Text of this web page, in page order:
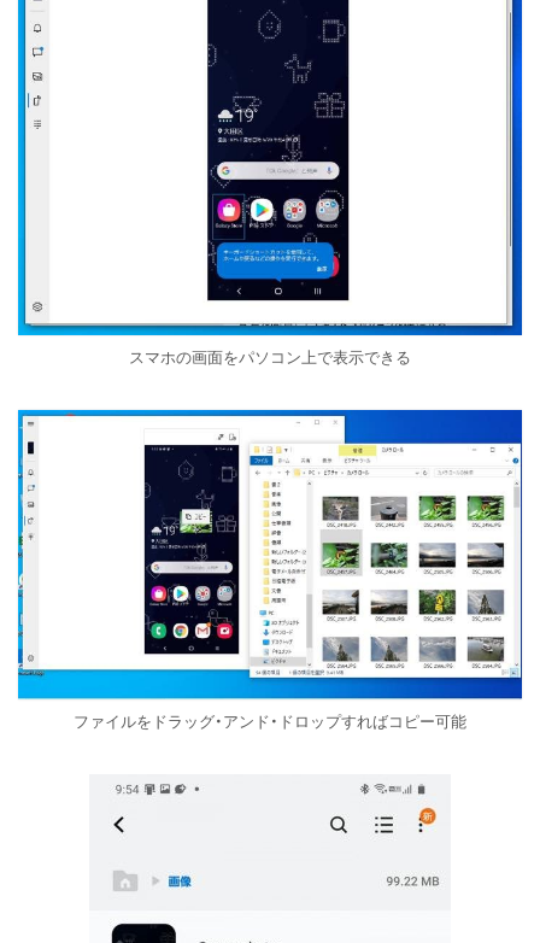
スマホの画面をパソコン上で表示できる
ファイルをドラッグ・アンド・ドロップすればコピー可能